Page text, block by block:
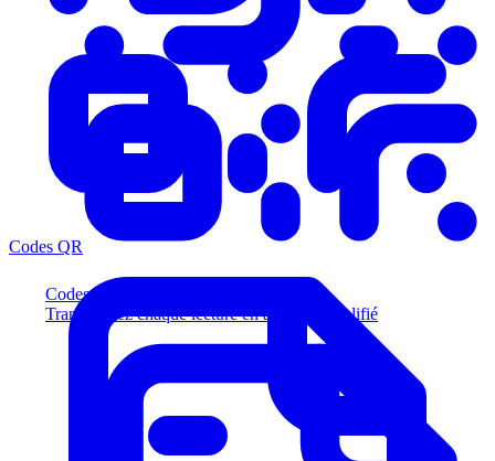
Codes QR
Transformez chaque lecture en acheteur qualifié
Codes QR